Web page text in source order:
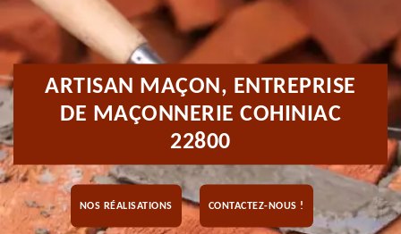
ARTISAN MAÇON, ENTREPRISE
DE MAÇONNERIE COHINIAC
22800
NOS RÉALISATIONS CONTACTEZ-NOUS !